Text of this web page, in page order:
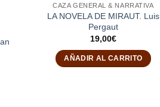
CAZA GENERAL & NARRATIVA
LA NOVELA DE MIRAUT. Luis
Pergaut
19,00€
AÑADIR AL CARRITO